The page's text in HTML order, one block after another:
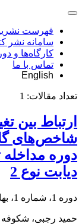
فهرست
سامانه نشر
کارگاه‌ها و
تماس با ما
English
تعداد مقالات: 1
ارتباط بین
شاخص‌های
دوره مداخله
دیابت نوع 2
دوره 1، شماره 1، بهار 1404، صفحه
حمید رجبی، شکوفه